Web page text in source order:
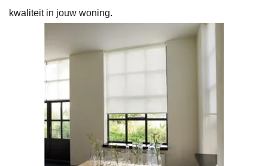
kwaliteit in jouw woning.